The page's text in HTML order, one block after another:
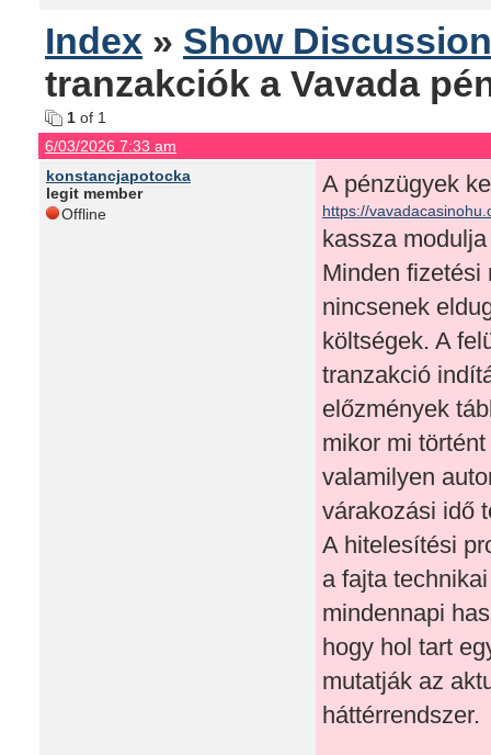
Index » Show
tranzakciók a Vavada
1 of 1
6/03/2026 7:33 am
konstancjapotocka
legit member
Offline
A pénzügyek
https://
kassza
Minden fizetési
nincsenek
költségek. A
tranzakció
előzmények
mikor mi
valamilyen
várakozási idő
A hitelesítési
a fajta
mindennapi
hogy hol tart
mutatják az
háttérrendszer.